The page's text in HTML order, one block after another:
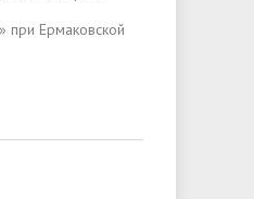
при Ермаковской